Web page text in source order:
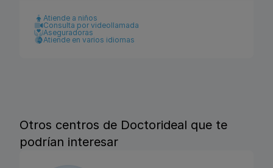
Atiende a niños
Consulta por videollamada
Aseguradoras
Atiende en varios idiomas
Otros centros de Doctorideal que te
podrían interesar